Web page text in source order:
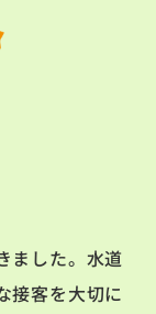
ました。水道
接客を大切に